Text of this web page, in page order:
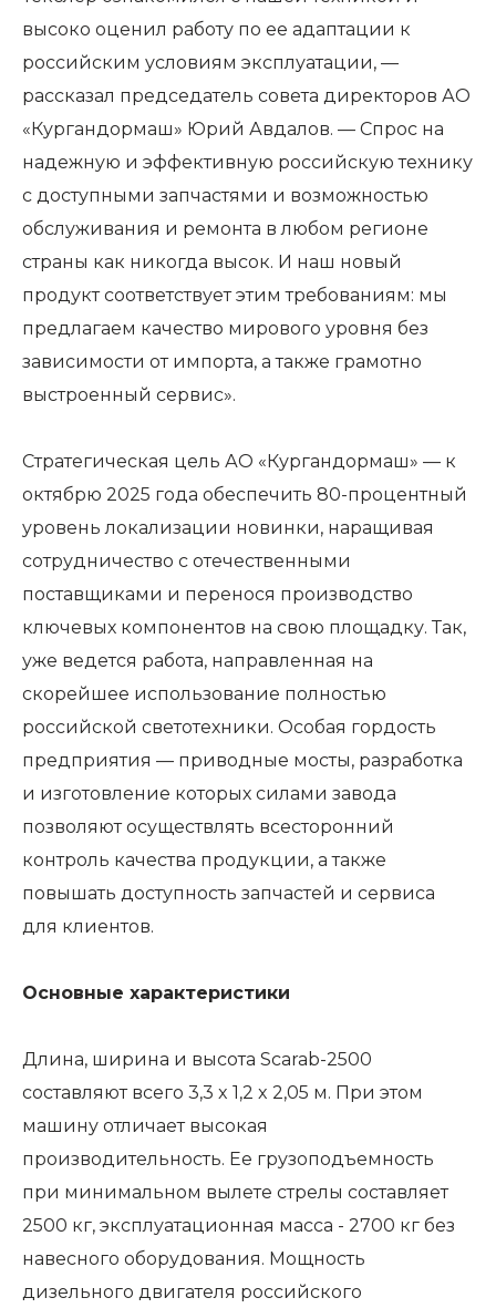
высоко оценил работу по ее адаптации к
российским условиям эксплуатации, —
рассказал председатель совета директоров АО
«Кургандормаш» Юрий Авдалов. — Спрос на
надежную и эффективную российскую технику
с доступными запчастями и возможностью
обслуживания и ремонта в любом регионе
страны как никогда высок. И наш новый
продукт соответствует этим требованиям: мы
предлагаем качество мирового уровня без
зависимости от импорта, а также грамотно
выстроенный сервис».
Стратегическая цель АО «Кургандормаш» — к
октябрю 2025 года обеспечить 80-процентный
уровень локализации новинки, наращивая
сотрудничество с отечественными
поставщиками и перенося производство
ключевых компонентов на свою площадку. Так,
уже ведется работа, направленная на
скорейшее использование полностью
российской светотехники. Особая гордость
предприятия — приводные мосты, разработка
и изготовление которых силами завода
позволяют осуществлять всесторонний
контроль качества продукции, а также
повышать доступность запчастей и сервиса
для клиентов.
Основные характеристики
Длина, ширина и высота Scarab-2500
составляют всего 3,3 x 1,2 x 2,05 м. При этом
машину отличает высокая
производительность. Ее грузоподъемность
при минимальном вылете стрелы составляет
2500 кг, эксплуатационная масса - 2700 кг без
навесного оборудования. Мощность
дизельного двигателя российского